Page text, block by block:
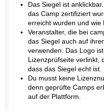
Das Siegel ist
das Camp zertifiziert
erreicht wurden und wie
Veranstalter, die bei
das Siegel auch auf
verwenden. Das Logo
Lizenzprüfseite verlinkt,
dass das Siegel echt ist.
Du musst keine
denn geprüfte Camps
auf der Plattform.